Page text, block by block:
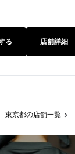
東京都の店舗一覧
る 店舗詳細